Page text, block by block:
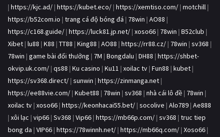
| https://kjc.ad/ | https://kubet.eco/ | https://xemtiso.com/ | motchill |
https://b52com.io | trang cá độ bóng đá | 78win | AO88 |
https://c168.guide/ | https://luck81.jp.net/ | xoso66 | 78win | B52club |
Xibet | lu88 | K88 | TT88 | King88 | AO88 | https://rr88.cz/ | 78win | sv368 |
78win | game bài đổi thưởng | 7M | Bongdalu | DH88 | https://shbet-
okvip.uk.com/ | qs88 | Ku casino | Ku11 | xoilac tv | Fun88 | kubet |
https://sv368.direct/ | sunwin | https://zinmanga.net |
https://ee88vie.com/ | Kubet88 | 78win | sv368 | nhà cái lô đề | 78win |
xoilac tv | xoso66 | https://keonhacai55.bet/ | socolive | Alo789 | Ae888
| xôi lạc | vip66 | Sv368 | Vip66 | https://mb66p.com/ | sv368 | truc tiep
bong da | VIP66 | https://78winnh.net/ | https://mb66q.com/ | Xoso66 |